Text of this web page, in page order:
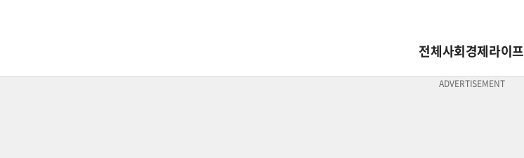
전체사회경제라이프